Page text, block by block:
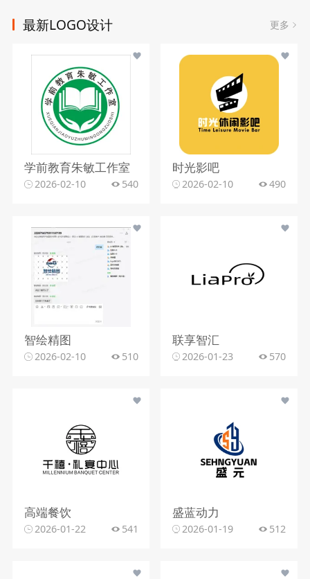
最新LOGO设计 更多
学前教育朱敏工作室
2026-02-10 540
时光影吧
2026-02-10 490
智绘精图
2026-02-10 510
联享智汇
2026-01-23 570
高端餐饮
2026-01-22 541
盛蓝动力
2026-01-19 512